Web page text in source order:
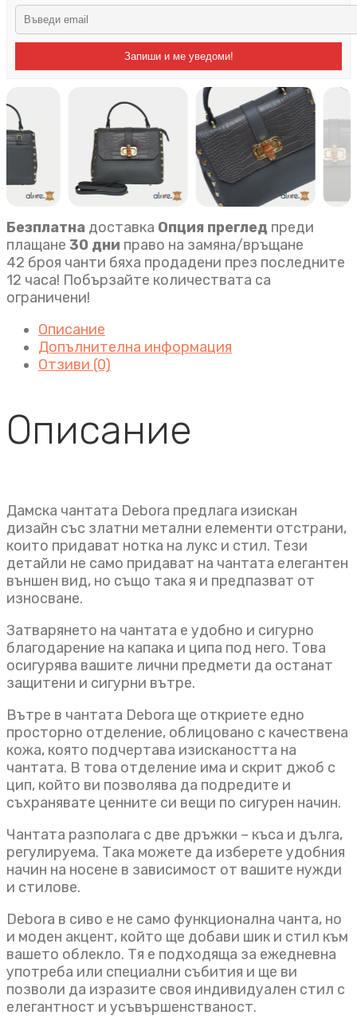
Запиши и ме уведоми!
Безплатна доставка Опция преглед преди
плащане 30 дни право на замяна/връщане
42 броя чанти бяха продадени през последните
12 часа! Побързайте количествата са
ограничени!
Описание
Допълнителна информация
Отзиви (0)
Описание
Дамска чантата Debora предлага изискан
дизайн със златни метални елементи отстрани,
които придават нотка на лукс и стил. Тези
детайли не само придават на чантата елегантен
външен вид, но също така я и предпазват от
износване.
Затварянето на чантата е удобно и сигурно
благодарение на капака и ципа под него. Това
осигурява вашите лични предмети да останат
защитени и сигурни вътре.
Вътре в чантата Debora ще откриете едно
просторно отделение, облицовано с качествена
кожа, която подчертава изискаността на
чантата. В това отделение има и скрит джоб с
цип, който ви позволява да подредите и
съхранявате ценните си вещи по сигурен начин.
Чантата разполага с две дръжки – къса и дълга,
регулируема. Така можете да изберете удобния
начин на носене в зависимост от вашите нужди
и стилове.
Debora в сиво е не само функционална чанта, но
и моден акцент, който ще добави шик и стил към
вашето облекло. Тя е подходяща за ежедневна
употреба или специални събития и ще ви
позволи да изразите своя индивидуален стил с
елегантност и усъвършенстваност.